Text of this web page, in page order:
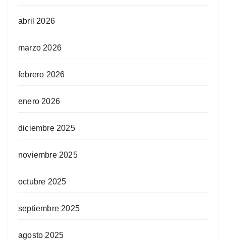
abril 2026
marzo 2026
febrero 2026
enero 2026
diciembre 2025
noviembre 2025
octubre 2025
septiembre 2025
agosto 2025